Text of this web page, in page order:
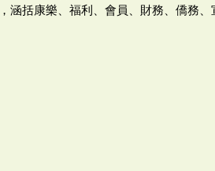
涵括康樂、福利、會員、財務、僑務、